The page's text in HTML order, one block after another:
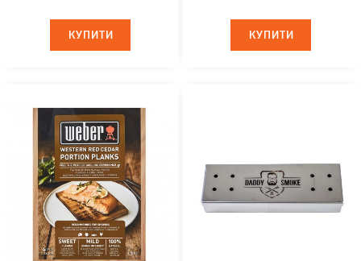
КУПИТИ
КУПИТИ КУПИТИ
КУПИТИ